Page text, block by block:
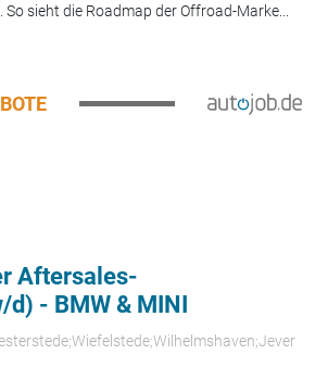
sieht die Roadmap der Offroad-Marke...
Aftersales-
- BMW & MINI